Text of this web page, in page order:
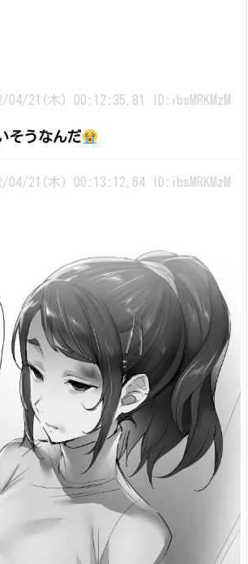
04/21(木) 00:12:35.81 ID:ibsMRKMzM
そうなんだ
04/21(木) 00:13:12.64 ID:ibsMRKMzM